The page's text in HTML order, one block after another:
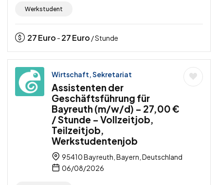
Werkstudent
27Euro - 27Euro / Stunde
Wirtschaft, Sekretariat
Assistenten der
Geschäftsführung für
Bayreuth (m/w/d) – 27,00 €
/ Stunde – Vollzeitjob,
Teilzeitjob,
Werkstudentenjob
95410 Bayreuth, Bayern, Deutschland
06/08/2026